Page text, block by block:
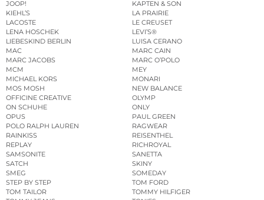
JOOP!
KAPTEN & SON
KIEHL’S
LA PRAIRIE
LACOSTE
LE CREUSET
LENA HOSCHEK
LEVI’S®
LIEBESKIND BERLIN
LUISA CERANO
MAC
MARC CAIN
MARC JACOBS
MARC O’POLO
MCM
MEY
MICHAEL KORS
MONARI
MOS MOSH
NEW BALANCE
OFFICINE CREATIVE
OLYMP
ON SCHUHE
ONLY
OPUS
PAUL GREEN
POLO RALPH LAUREN
RAGWEAR
RAINKISS
REISENTHEL
REPLAY
RICHROYAL
SAMSONITE
SANETTA
SATCH
SKINY
SMEG
SOMEDAY
STEP BY STEP
TOM FORD
TOM TAILOR
TOMMY HILFIGER